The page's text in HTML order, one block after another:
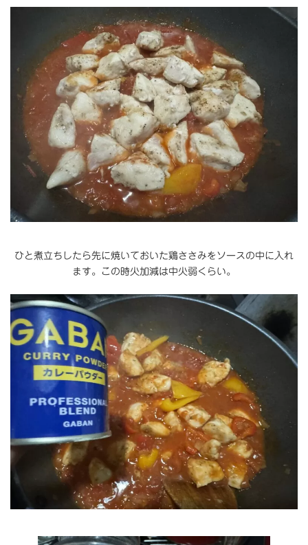
ひと煮立ちしたら先に焼いておいた鶏ささみをソースの中に入れ
ます。この時火加減は中火弱くらい。